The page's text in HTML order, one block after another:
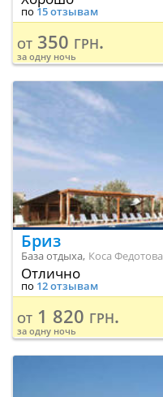
по 15 отзывам
от 350 грн.
за одну ночь
Бриз
База отдыха, Коса Федотова
Отлично
по 12 отзывам
от 1 820 грн.
за одну ночь